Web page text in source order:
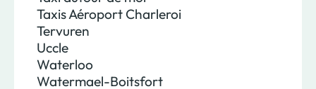
Taxis Aéroport Charleroi
Tervuren
Uccle
Waterloo
Watermael-Boitsfort